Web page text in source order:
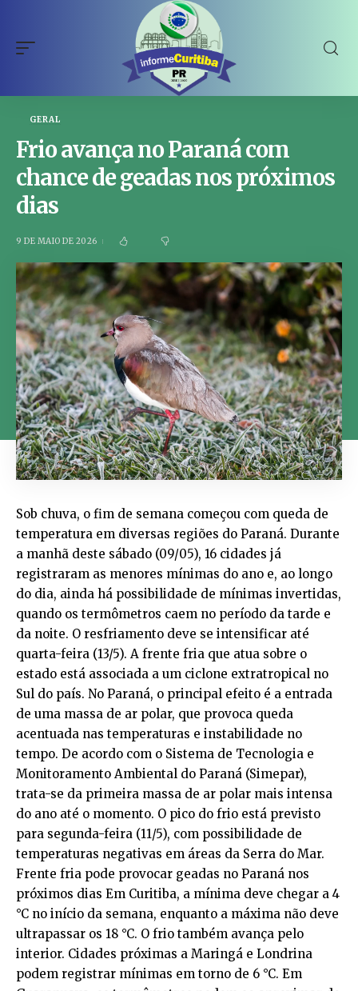
GERAL
Frio avança no Paraná com
chance de geadas nos próximos
dias
9 DE MAIO DE 2026
Sob chuva, o fim de semana começou com queda de
temperatura em diversas regiões do Paraná. Durante
a manhã deste sábado (09/05), 16 cidades já
registraram as menores mínimas do ano e, ao longo
do dia, ainda há possibilidade de mínimas invertidas,
quando os termômetros caem no período da tarde e
da noite. O resfriamento deve se intensificar até
quarta-feira (13/5). A frente fria que atua sobre o
estado está associada a um ciclone extratropical no
Sul do país. No Paraná, o principal efeito é a entrada
de uma massa de ar polar, que provoca queda
acentuada nas temperaturas e instabilidade no
tempo. De acordo com o Sistema de Tecnologia e
Monitoramento Ambiental do Paraná (Simepar),
trata-se da primeira massa de ar polar mais intensa
do ano até o momento. O pico do frio está previsto
para segunda-feira (11/5), com possibilidade de
temperaturas negativas em áreas da Serra do Mar.
Frente fria pode provocar geadas no Paraná nos
próximos dias Em Curitiba, a mínima deve chegar a 4
°C no início da semana, enquanto a máxima não deve
ultrapassar os 18 °C. O frio também avança pelo
interior. Cidades próximas a Maringá e Londrina
podem registrar mínimas em torno de 6 °C. Em